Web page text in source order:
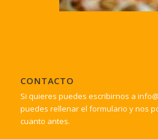
CONTACTO
Si quieres puedes escribirnos a
puedes rellenar el formulario y nos
cuanto antes.